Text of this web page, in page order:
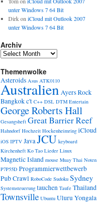
unter Windows 7 64 Bit
Dirkon iCloud mit Outlook 2007
unter Windows 7 64 Bit
Archiv
Archiv
Themenwolke
Asteroids Asus ATK0110
AustralienAyers Rock
Bangkokc't C++ DSL DTM Entertain
George Roberts Hall
Gesangsheft Great Barrier Reef
Hahndorf Hochzeit Hockenheimring iCloud
iOS IPTV JavaJCU keyboard
Kirchenheft Ko Tao Lieder Linux
Magnetic Island mouse Muay Thai Noten
P7P55D Programmierwettbewerb
Pub Crawl RoboCode Sudoku Sydney
Systemsteuerung tauchen Taufe Thailand
Townsville Ubuntu UluruYongala